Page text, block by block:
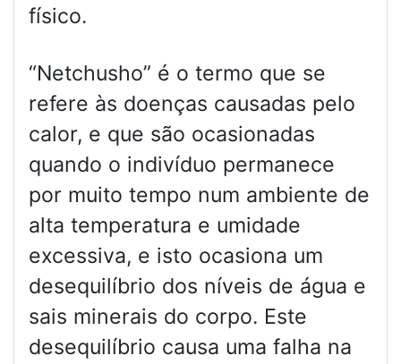
físico.
“Netchusho” é o termo que se
refere às doenças causadas pelo
calor, e que são ocasionadas
quando o indivíduo permanece
por muito tempo num ambiente de
alta temperatura e umidade
excessiva, e isto ocasiona um
desequilíbrio dos níveis de água e
sais minerais do corpo. Este
desequilíbrio causa uma falha na